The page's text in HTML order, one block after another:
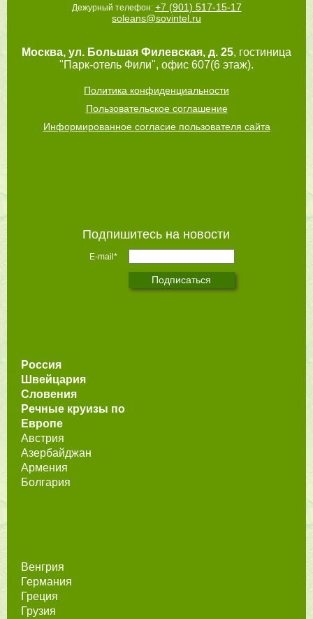
Дежурный телефон: +7 (901) 517-15-17
soleans@sovintel.ru
Москва, ул. Большая Филевская, д. 25, гостиница
"Парк-отель Фили", офис 607(6 этаж).
Политика конфиденциальности
Пользовательское соглашение
Информированное согласие пользователя сайта
Подпишитесь на новости
E-mail*
Россия
Швейцария
Словения
Речные круизы по
Европе
Австрия
Азербайджан
Армения
Болгария
Венгрия
Германия
Греция
Грузия